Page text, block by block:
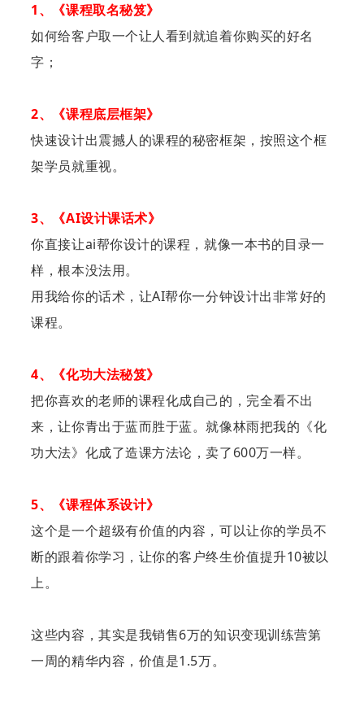
1、
《课程取名秘笈》
如何给客户取一个让人看到就追着你购买的好名
字；
2、《课程底层框架》
快速设计出震撼人的课程的秘密框架，按照这个框
架学员就重视。
3、《AI设计课话术》
你直接让ai帮你设计的课程，就像一本书的目录一
样，根本没法用。
用我给你的话术，让AI帮你一分钟设计出非常好的
课程。
4、《化功大法秘笈》
把你喜欢的老师的课程化成自己的，完全看不出
来，让你青出于蓝而胜于蓝。就像林雨把我的《化
功大法》化成了造课方法论，卖了600万一样。
5、《课程体系设计》
这个是一个超级有价值的内容，可以让你的学员不
断的跟着你学习，让你的客户终生价值提升10被以
上。
这些内容，其实是我销售6万的知识变现训练营第
一周的精华内容，价值是1.5万。